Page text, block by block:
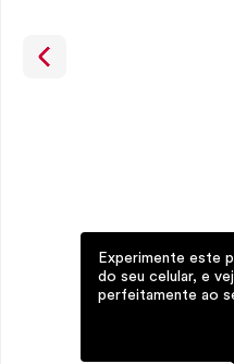
Experimente este
do seu celular, e
perfeitamente ao